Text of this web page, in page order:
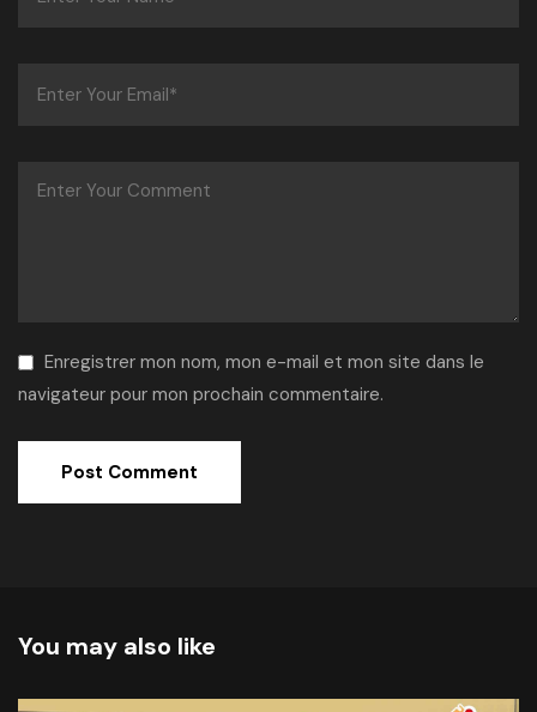
Enregistrer mon nom, mon e-mail et mon site dans le
navigateur pour mon prochain commentaire.
You may also like